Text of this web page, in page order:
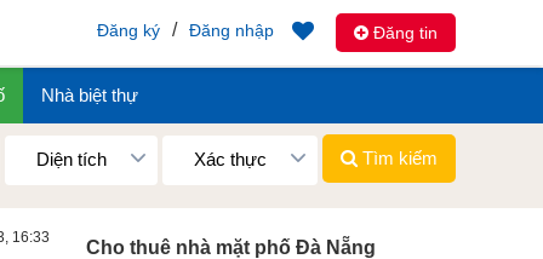
Đăng tin
Đăng nhập
/
Đăng ký
Nhà biệt thự
Diện tích Xác thực Tìm kiếm
16:33 Cho thuê nhà mặt phố Đà Nẵng